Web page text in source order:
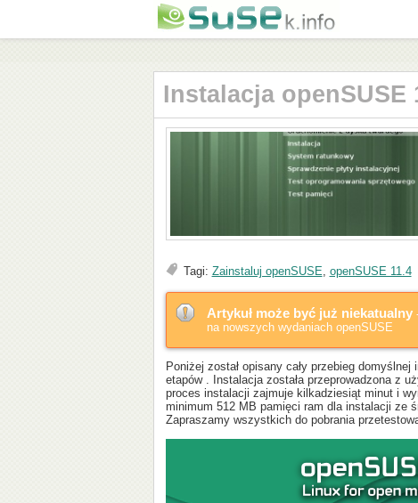
Instalacja openSUSE
Tagi: Zainstaluj openSUSE openSUSE 11.4
Artykuł może być już niekatualny-
na nowszych wydaniach openSUSE
Poniżej został opisany cały przebieg
etapów . Instalacja została przeprowadzona z
proces instalacji zajmuje kilkadziesiąt minut i
minimum 512 MB pamięci ram dla instalacji ze
Zapraszamy wszystkich do pobrania